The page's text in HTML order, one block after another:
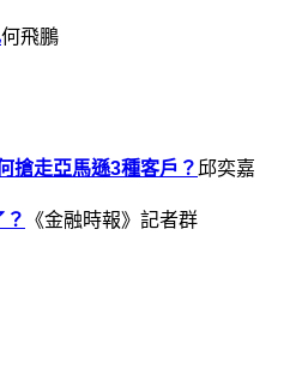
何飛鵬
搶走亞馬遜3種客戶？ 邱奕嘉
《金融時報》記者群